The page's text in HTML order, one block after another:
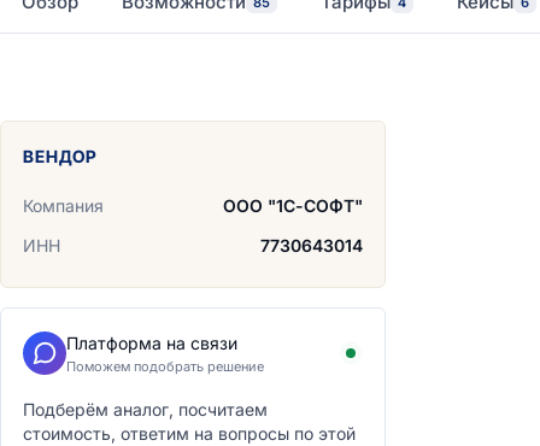
ВЕНДОР
Компания
ООО "1С-СОФТ"
ИНН
7730643014
Платформа на связи
Поможем подобрать решение
Подберём аналог, посчитаем
стоимость, ответим на вопросы по этой